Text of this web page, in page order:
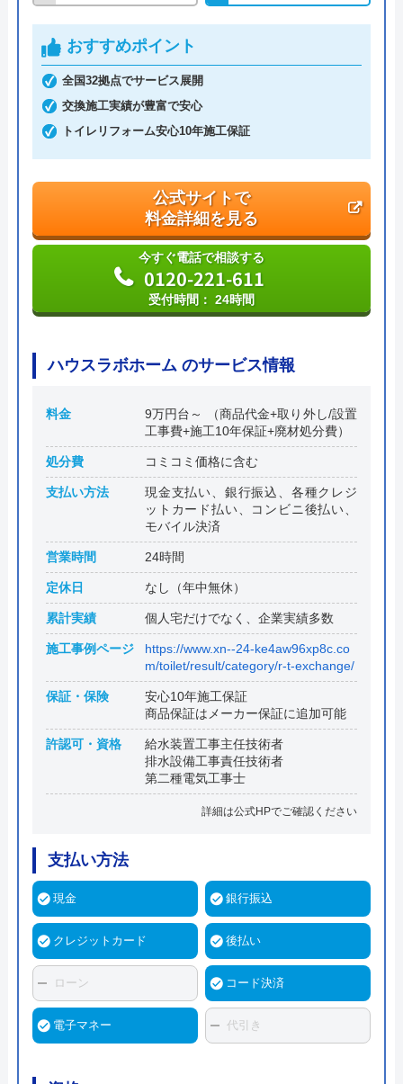
おすすめポイント
全国32拠点でサービス展開
交換施工実績が豊富で安心
トイレリフォーム安心10年施工保証
公式サイトで
料金詳細を見る
今すぐ電話で相談する
0120-221-611
受付時間： 24時間
ハウスラボホーム のサービス情報
料金
9万円台～ （商品代金+取り外し/設置
工事費+施工10年保証+廃材処分費）
処分費 コミコミ価格に含む
支払い方法
現金支払い、銀行振込、各種クレジ
ットカード払い、コンビニ後払い、
モバイル決済
営業時間 24時間
定休日 なし（年中無休）
累計実績 個人宅だけでなく、企業実績多数
施工事例ページ
https://www.xn--24-ke4aw96xp8c.co
m/toilet/result/category/r-t-exchange/
保証・保険
安心10年施工保証
商品保証はメーカー保証に追加可能
許認可・資格
給水装置工事主任技術者
排水設備工事責任技術者
第二種電気工事士
詳細は公式HPでご確認ください
支払い方法
現金 銀行振込
クレジットカード 後払い
ローン コード決済
電子マネー 代引き